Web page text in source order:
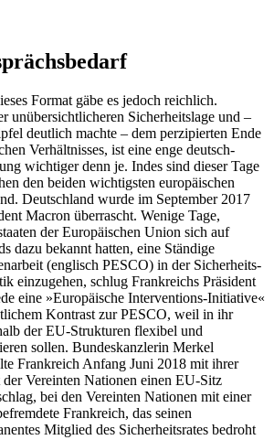
Format gäbe es jedoch reichlich.
unübersichtlicheren Sicherheitslage und –
deutlich machte – dem perzipierten Ende
Verhältnisses, ist eine enge deutsch-
wichtiger denn je. Indes sind dieser Tage
den beiden wichtigsten europäischen
Deutschland wurde im September 2017
Macron überrascht. Wenige Tage,
der Europäischen Union sich auf
dazu bekannt hatten, eine Ständige
(englisch PESCO) in der Sicherheits-
einzugehen, schlug Frankreichs Präsident
eine »Europäische Interventions-Initiative«
Kontrast zur PESCO, weil in ihr
der EU-Strukturen flexibel und
sollen. Bundeskanzlerin Merkel
Frankreich Anfang Juni 2018 mit ihrer
Vereinten Nationen einen EU-Sitz
bei den Vereinten Nationen mit einer
Frankreich, das seinen
Mitglied des Sicherheitsrates bedroht